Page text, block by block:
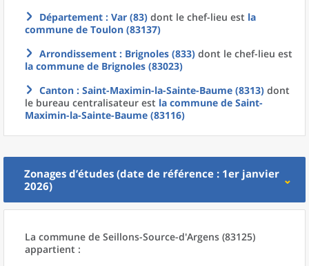
Département : Var (83) dont le chef-lieu est la
commune de Toulon (83137)
Arrondissement : Brignoles (833) dont le chef-lieu est
la commune de Brignoles (83023)
Canton : Saint-Maximin-la-Sainte-Baume (8313) dont
le bureau centralisateur est la commune de Saint-
Maximin-la-Sainte-Baume (83116)
Zonages d’études (date de référence : 1er janvier
2026)
La commune de Seillons-Source-d'Argens (83125)
appartient :